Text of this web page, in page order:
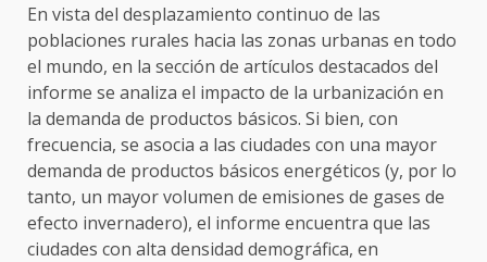
En vista del desplazamiento continuo de las
poblaciones rurales hacia las zonas urbanas en todo
el mundo, en la sección de artículos destacados del
informe se analiza el impacto de la urbanización en
la demanda de productos básicos. Si bien, con
frecuencia, se asocia a las ciudades con una mayor
demanda de productos básicos energéticos (y, por lo
tanto, un mayor volumen de emisiones de gases de
efecto invernadero), el informe encuentra que las
ciudades con alta densidad demográfica, en